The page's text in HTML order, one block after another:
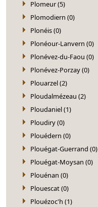
Plomeur (5)
Plomodiern (0)
Plonéis (0)
Plonéour-Lanvern (0)
Plonévez-du-Faou (0)
Plonévez-Porzay (0)
Plouarzel (2)
Ploudalmézeau (2)
Ploudaniel (1)
Ploudiry (0)
Plouédern (0)
Plouégat-Guerrand (0)
Plouégat-Moysan (0)
Plouénan (0)
Plouescat (0)
Plouézoc'h (1)